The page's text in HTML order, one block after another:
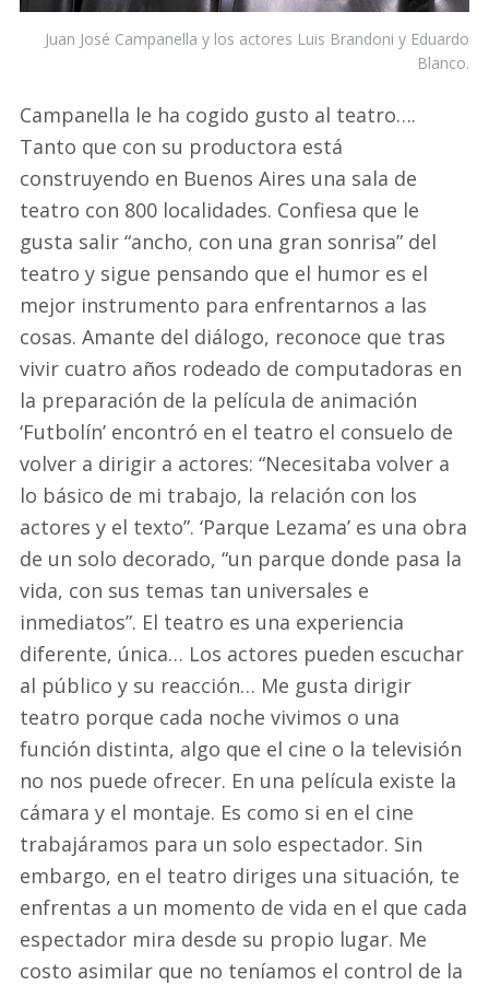
Juan José Campanella y los actores Luis Brandoni y Eduardo
Blanco.
Campanella le ha cogido gusto al teatro….
Tanto que con su productora está
construyendo en Buenos Aires una sala de
teatro con 800 localidades. Confiesa que le
gusta salir “ancho, con una gran sonrisa” del
teatro y sigue pensando que el humor es el
mejor instrumento para enfrentarnos a las
cosas. Amante del diálogo, reconoce que tras
vivir cuatro años rodeado de computadoras en
la preparación de la película de animación
‘Futbolín’ encontró en el teatro el consuelo de
volver a dirigir a actores: “Necesitaba volver a
lo básico de mi trabajo, la relación con los
actores y el texto”. ‘Parque Lezama’ es una obra
de un solo decorado, “un parque donde pasa la
vida, con sus temas tan universales e
inmediatos”. El teatro es una experiencia
diferente, única… Los actores pueden escuchar
al público y su reacción… Me gusta dirigir
teatro porque cada noche vivimos o una
función distinta, algo que el cine o la televisión
no nos puede ofrecer. En una película existe la
cámara y el montaje. Es como si en el cine
trabajáramos para un solo espectador. Sin
embargo, en el teatro diriges una situación, te
enfrentas a un momento de vida en el que cada
espectador mira desde su propio lugar. Me
costo asimilar que no teníamos el control de la